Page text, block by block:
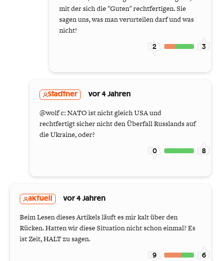
mit der sich die "Guten" rechtfertigen. Sie
sagen uns, was man verurteilen darf und was
nicht!
2 3
Stadtner vor 4 Jahren
@wolf c: NATO ist nicht gleich USA und
rechtfertigt sicher nicht den Überfall Russlands auf
die Ukraine, oder?
0 8
aktuell vor 4 Jahren
Beim Lesen dieses Artikels läuft es mir kalt über den
Rücken. Hatten wir diese Situation nicht schon einmal? Es
ist Zeit, HALT zu sagen.
9 6